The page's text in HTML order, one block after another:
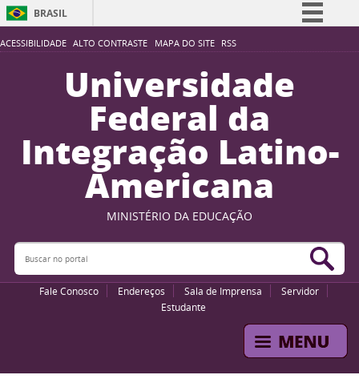
ACESSIBILIDADE ALTO CONTRASTE MAPA DO SITE RSS
BRASIL
Simplifique!
Participe
Acesso à informação
Legislação
Canais
Universidade
Federal da
Integração Latino-
Americana
MINISTÉRIO DA EDUCAÇÃO
Buscar no portal
Fale Conosco Endereços Sala de Imprensa
Servidor
Estudante